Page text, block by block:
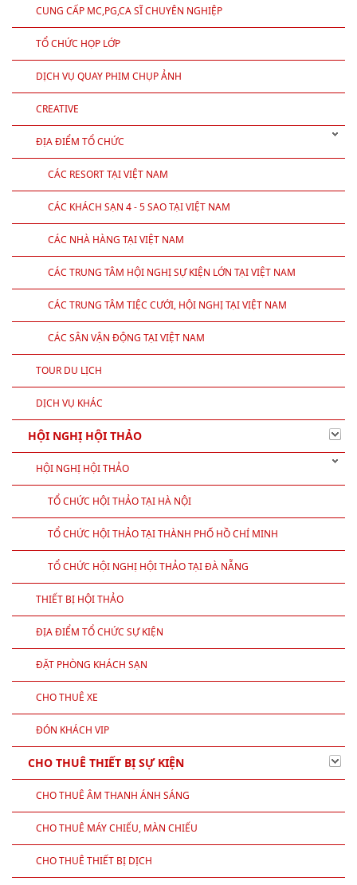
CUNG CẤP MC,PG,CA SĨ CHUYÊN NGHIỆP
TỔ CHỨC HỌP LỚP
DỊCH VỤ QUAY PHIM CHỤP ẢNH
CREATIVE
ĐỊA ĐIỂM TỔ CHỨC
CÁC RESORT TẠI VIỆT NAM
CÁC KHÁCH SẠN 4 - 5 SAO TẠI VIỆT NAM
CÁC NHÀ HÀNG TẠI VIỆT NAM
CÁC TRUNG TÂM HỘI NGHỊ SỰ KIỆN LỚN TẠI VIỆT NAM
CÁC TRUNG TÂM TIỆC CƯỚI, HỘI NGHỊ TẠI VIỆT NAM
CÁC SÂN VẬN ĐỘNG TẠI VIỆT NAM
TOUR DU LỊCH
DỊCH VỤ KHÁC
HỘI NGHỊ HỘI THẢO
HỘI NGHỊ HỘI THẢO
TỔ CHỨC HỘI THẢO TẠI HÀ NỘI
TỔ CHỨC HỘI THẢO TẠI THÀNH PHỐ HỒ CHÍ MINH
TỔ CHỨC HỘI NGHỊ HỘI THẢO TẠI ĐÀ NẴNG
THIẾT BỊ HỘI THẢO
ĐỊA ĐIỂM TỔ CHỨC SỰ KIỆN
ĐẶT PHÒNG KHÁCH SẠN
CHO THUÊ XE
ĐÓN KHÁCH VIP
CHO THUÊ THIẾT BỊ SỰ KIỆN
CHO THUÊ ÂM THANH ÁNH SÁNG
CHO THUÊ MÁY CHIẾU, MÀN CHIẾU
CHO THUÊ THIẾT BỊ DỊCH